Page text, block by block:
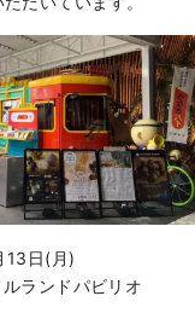
13日(月)
ランドパビリオ